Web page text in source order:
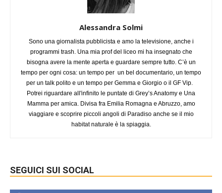
Alessandra Solmi
Sono una giornalista pubblicista e amo la televisione, anche i
programmi trash. Una mia prof del liceo mi ha insegnato che
bisogna avere la mente aperta e guardare sempre tutto. C’è un
tempo per ogni cosa: un tempo per un bel documentario, un tempo
per un talk polito e un tempo per Gemma e Giorgio o il GF Vip.
Potrei riguardare all'infinito le puntate di Grey’s Anatomy e Una
Mamma per amica. Divisa fra Emilia Romagna e Abruzzo, amo
viaggiare e scoprire piccoli angoli di Paradiso anche se il mio
habitat naturale è la spiaggia.
SEGUICI SUI SOCIAL